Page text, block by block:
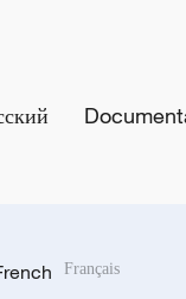
Français